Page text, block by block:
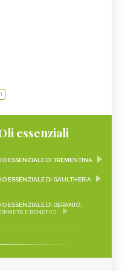
essenziali
ESSENZIALE DI TREMENTINA
ESSENZIALE DI GAULTHERIA
ESSENZIALE DI GERANIO:
E BENEFICI
ESSENZIALE DI CHIODI DI
ESSENZIALE DI CAMOMILLA